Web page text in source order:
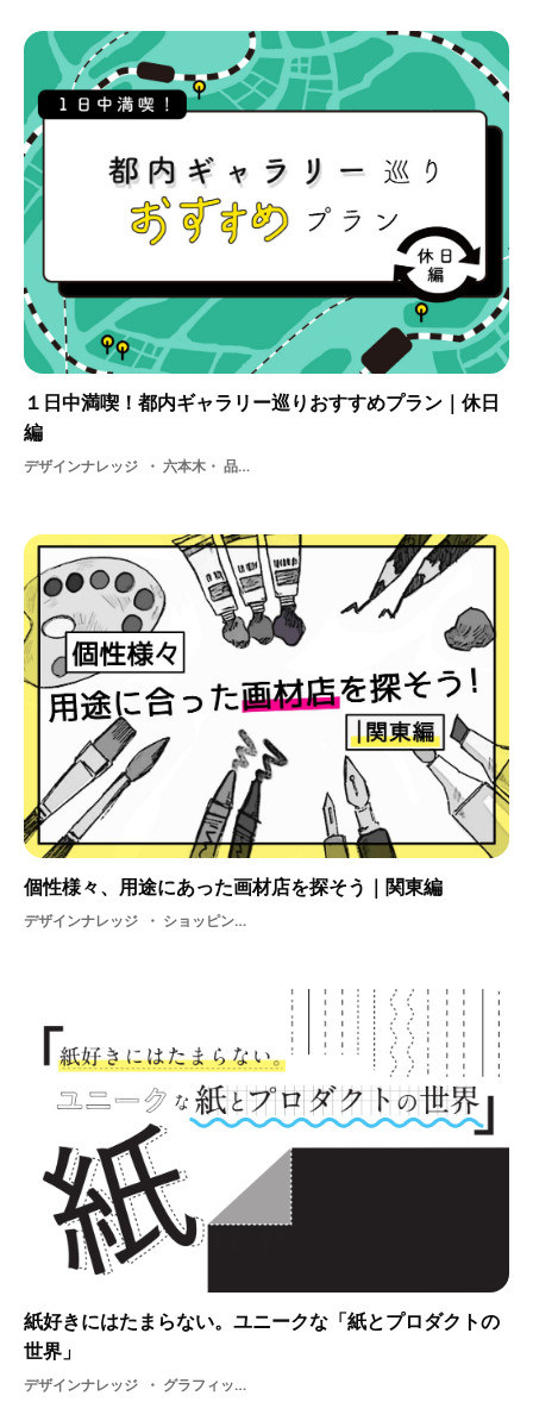
１日中満喫！都内ギャラリー巡りおすすめプラン｜休日
編
デザインナレッジ 六本木・ 品川・ 学生・ 新宿・ 渋谷・ 都内・ ギャラリー・ 銀座・ 都内ギャラリー巡り・ プラン・ 休み
個性様々、用途にあった画材店を探そう｜関東編
デザインナレッジ ショッピング・ 画材・ 画材屋・ 素材・ アート・ 画材店・ アーティスト・ アナログ・ お店
紙好きにはたまらない。ユニークな「紙とプロダクトの
世界」
デザインナレッジ グラフィックデザイナー・ グラフィックデザイン・ 展示・ プロダクトデザイン・ 紙・ プロダクト・ 紙のプロダクト